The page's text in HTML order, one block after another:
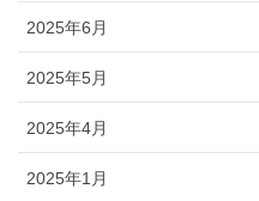
2025年6月
2025年5月
2025年4月
2025年1月